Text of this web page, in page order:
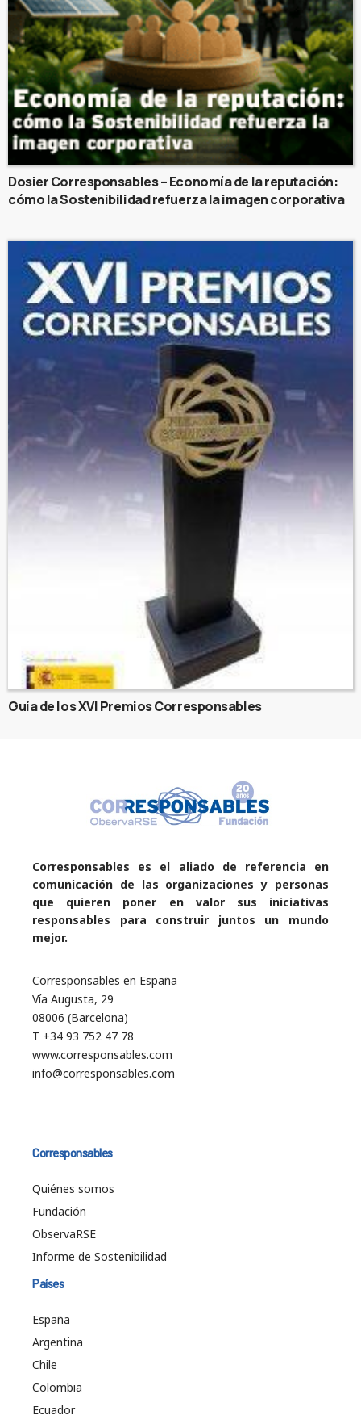
Dosier Corresponsables – Economía de la reputación:
cómo la Sostenibilidad refuerza la imagen corporativa
Guía de los XVI Premios Corresponsables
Corresponsables es el aliado de referencia en
comunicación de las organizaciones y personas
que quieren poner en valor sus iniciativas
responsables para construir juntos un mundo
mejor.
Corresponsables en España
Vía Augusta, 29
08006 (Barcelona)
T +34 93 752 47 78
www.corresponsables.com
info@corresponsables.com
Corresponsables
Quiénes somos
Fundación
ObservaRSE
Informe de Sostenibilidad
Países
España
Argentina
Chile
Colombia
Ecuador